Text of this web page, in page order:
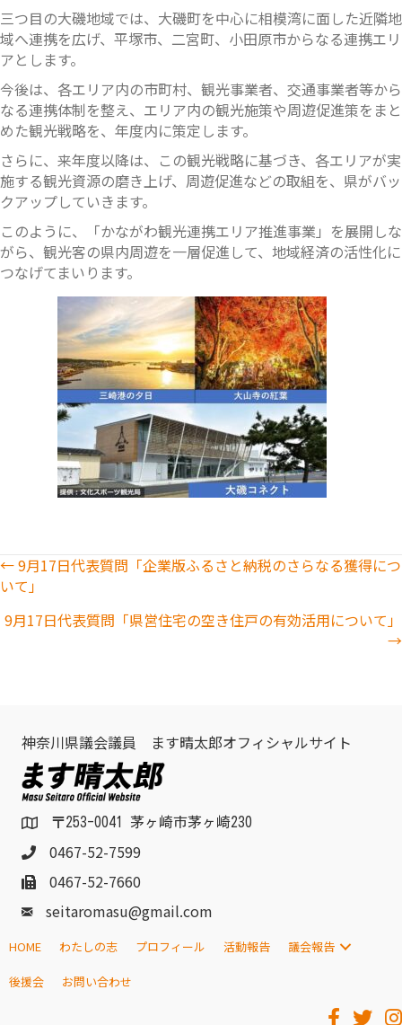
三つ目の大磯地域では、大磯町を中心に相模湾に面した近隣地
域へ連携を広げ、平塚市、二宮町、小田原市からなる連携エリ
アとします。
今後は、各エリア内の市町村、観光事業者、交通事業者等から
なる連携体制を整え、エリア内の観光施策や周遊促進策をまと
めた観光戦略を、年度内に策定します。
さらに、来年度以降は、この観光戦略に基づき、各エリアが実
施する観光資源の磨き上げ、周遊促進などの取組を、県がバッ
クアップしていきます。
このように、「かながわ観光連携エリア推進事業」を展開しな
がら、観光客の県内周遊を一層促進して、地域経済の活性化に
つなげてまいります。
Posts
navigation
← 9月17日代表質問「企業版ふるさと納税のさらなる獲得につ
いて」
9月17日代表質問「県営住宅の空き住戸の有効活用について」
→
神奈川県議会議員 ます晴太郎オフィシャルサイト
〒253-0041 茅ヶ崎市茅ヶ崎230
0467-52-7599
0467-52-7660
seitaromasu@gmail.com
HOME わたしの志 プロフィール 活動報告 議会報告
後援会 お問い合わせ